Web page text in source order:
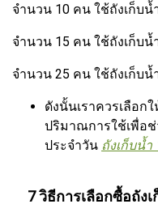
จำนวน 10 คน ใช้ถังเก็บน้
จำนวน 15 คน ใช้ถังเก็บน้
จำนวน 25 คน ใช้ถังเก็บน้
ดังนั้นเราควรเลือก
ปริมาณการใช้เพื่อ
ประจำวัน ถังเก็บน้ำ
7 วิธีการเลือกซื้อถัง